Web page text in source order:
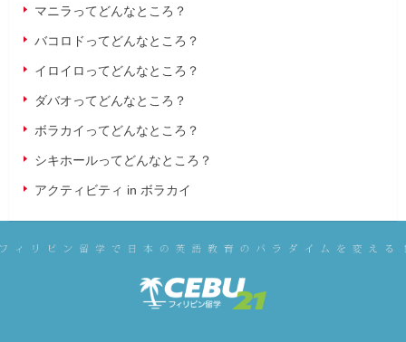
マニラってどんなところ？
バコロドってどんなところ？
イロイロってどんなところ？
ダバオってどんなところ？
ボラカイってどんなところ？
シキホールってどんなところ？
アクティビティ in ボラカイ